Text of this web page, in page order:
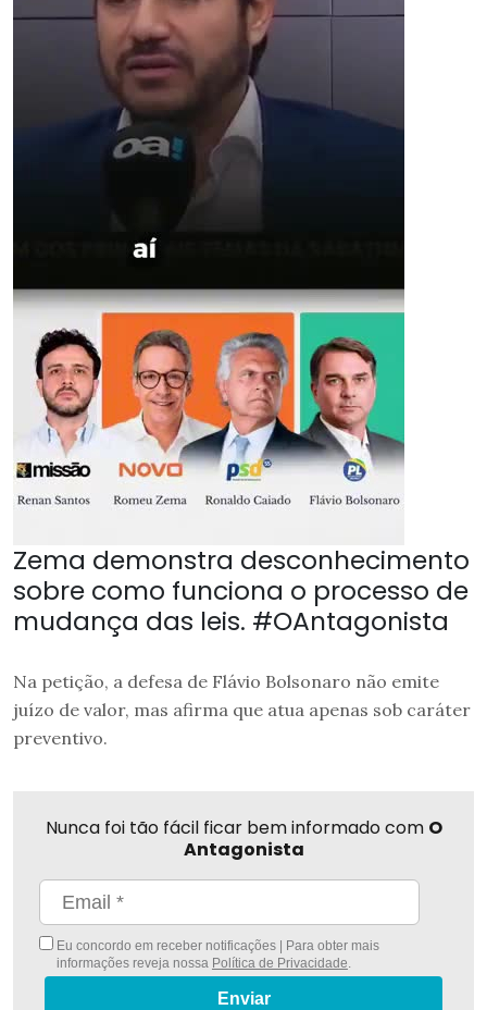
Zema demonstra desconhecimento
sobre como funciona o processo de
mudança das leis. #OAntagonista
Na petição, a defesa de Flávio Bolsonaro não emite
juízo de valor, mas afirma que atua apenas sob caráter
preventivo.
Nunca foi tão fácil ficar bem informado com O
Antagonista
Eu concordo em receber notificações | Para obter mais
informações reveja nossa Política de Privacidade.
Enviar